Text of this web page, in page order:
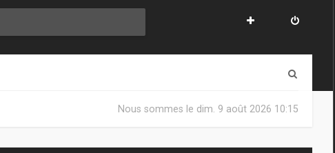
Nous sommes le dim. 9 août 2026 10:15